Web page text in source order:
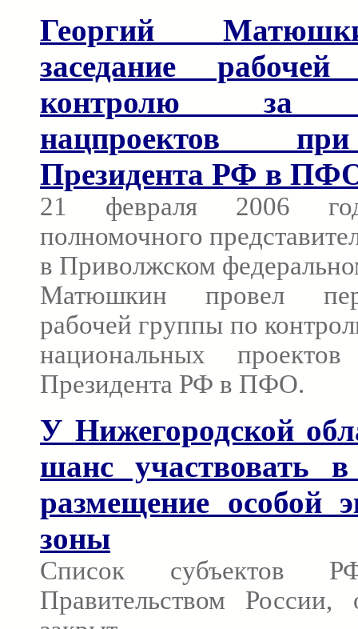
Георгий
заседание
контролю за
нацпроектов
Президента РФ в
21 февраля 2006
полномочного
в Приволжском
Матюшкин провел
рабочей группы по
национальных
Президента РФ в ПФО.
У Нижегородской
шанс участвовать
размещение особой
зоны
Список субъектов
Правительством России,